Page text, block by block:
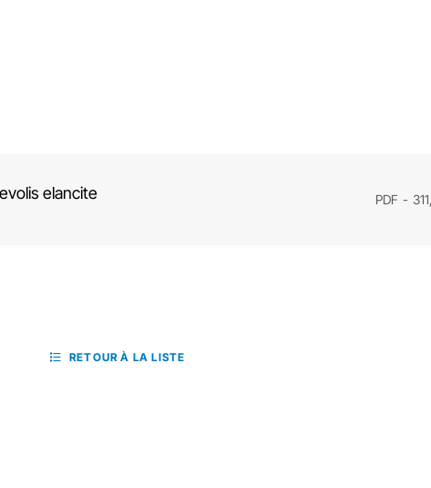
elancite PDF
RETOUR À LA LISTE